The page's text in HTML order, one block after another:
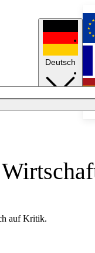
Deutsch
auf Kritik.